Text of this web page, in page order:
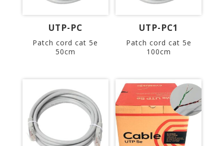
UTP-PC
Patch cord cat 5e
50cm
UTP-PC1
Patch cord cat 5e
100cm